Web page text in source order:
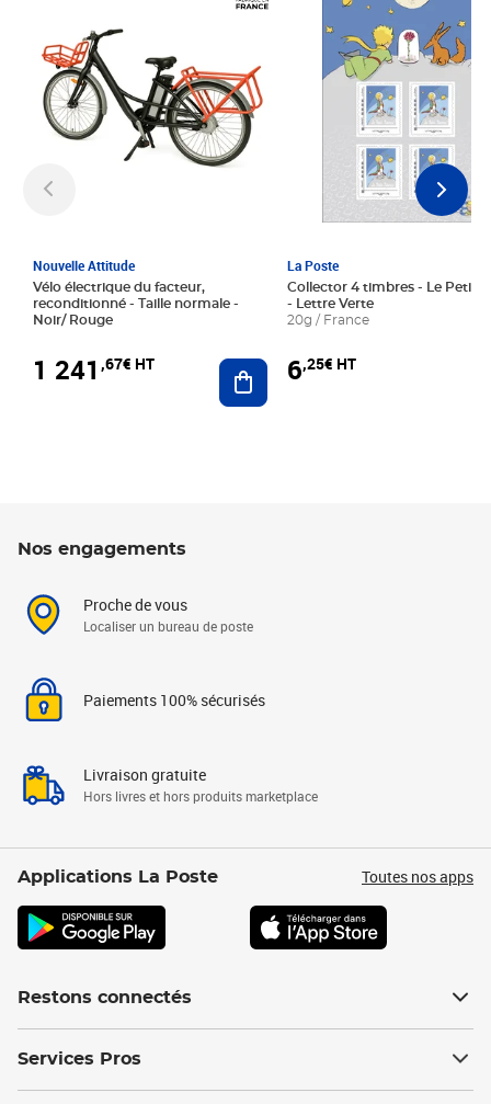
Nouvelle Attitude
Vélo électrique du facteur,
reconditionné - Taille normale -
Noir/ Rouge
1 241 ,67€ HT Ajouter au panier
La Poste
Collector 4 timbres - Le Petit
- Lettre Verte
20g / France
6,25€ HT
Nos engagements
Proche de vous
Localiser un bureau de poste
Paiements 100% sécurisés
Livraison gratuite
Hors livres et hors produits marketplace
Applications La Poste Toutes nos apps
Restons connectés
Services Pros